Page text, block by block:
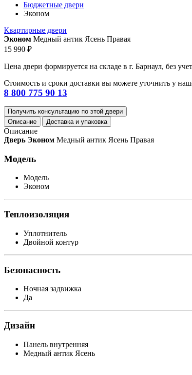
Бюджетные двери
Эконом
Квартирные двери
Эконом Медный антик Ясень Правая
15 990 ₽
Цена двери формируется на складе в г. Барнаул, без
Стоимость и сроки доставки вы можете уточнить у
8 800 775 90 13
Получить консультацию по этой двери
Описание
Доставка и упаковка
Описание
Дверь Эконом Медный антик Ясень Правая
Модель
Модель
Эконом
Теплоизоляция
Уплотнитель
Двойной контур
Безопасность
Ночная задвижка
Да
Дизайн
Панель внутренняя
Медный антик Ясень